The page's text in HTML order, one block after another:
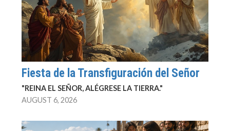
Fiesta de la Transfiguración del Señor
"REINA EL SEÑOR, ALÉGRESE LA TIERRA."
AUGUST 6, 2026